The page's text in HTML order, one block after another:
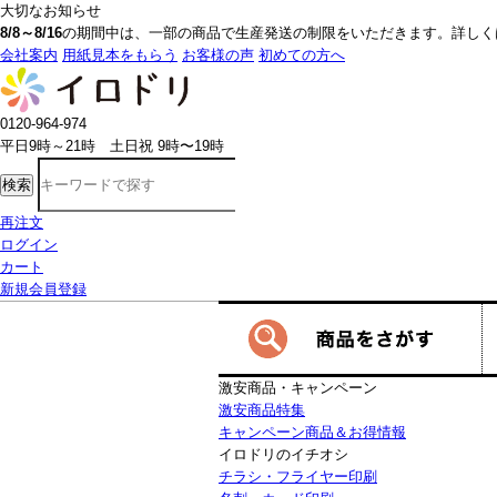
大切なお知らせ
8/8～8/16の期間中は、一部の商品で生産発送の制限をいただきます。詳し
会社案内 用紙見本をもらう お客様の声 初めての方へ
0120-964-974
平日9時～21時 土日祝 9時〜19時
検索
再注文
ログイン
カート
新規会員登録
激安商品・キャンペーン
激安商品特集
キャンペーン商品＆お得情報
イロドリのイチオシ
チラシ・フライヤー印刷